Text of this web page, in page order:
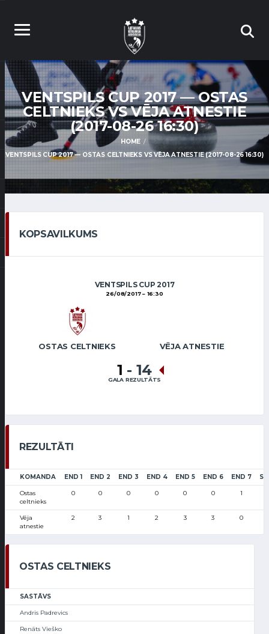
VENTSPILS CUP 2017 — OSTAS
CELTNIEKS VS VĒJA ATNESTIE
(2017-08-26 16:30)
HOME
VENTSPILS CUP 2017 — OSTAS CELTNIEKS VS VĒJA ATNESTIE (2017-08-26 16:30)
KOPSAVILKUMS
VENTSPILS CUP 2017
26/08/2017 16:30
OSTAS CELTNIEKS VĒJA ATNESTIE
1 - 14
GALA REZULTĀTS
REZULTĀTI
KOMANDA END 1 END 2 END 3 END 4 END 5 END 6 END 7
Ostas
celtnieks
0 0 0 0 0 0 1
Vēja
atnestie
2 3 1 2 3 3 0
OSTAS CELTNIEKS
SASTĀVS
Andris Padrevics
Renāts Vieško